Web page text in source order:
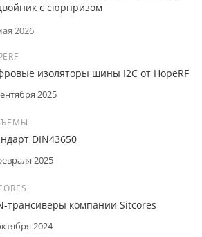
2026
с сюрпризом
2025
изоляторы шины I2C от HopeRF
2025
DIN43650
2024
трансиверы компании Sitcores